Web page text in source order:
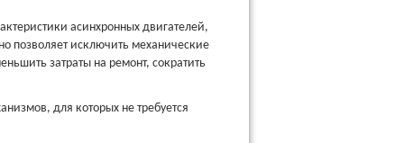
асинхронных двигателей,
позволяет исключить механические
затраты на ремонт, сократить
для которых не требуется